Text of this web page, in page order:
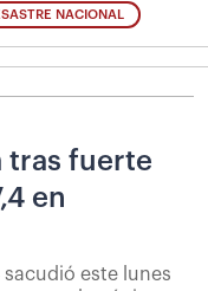
NACIONAL
tras fuerte
en
este lunes